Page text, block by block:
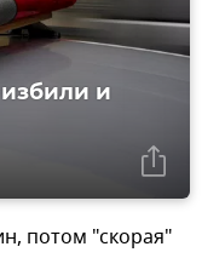
и
потом "скорая"